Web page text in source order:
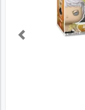
Previous